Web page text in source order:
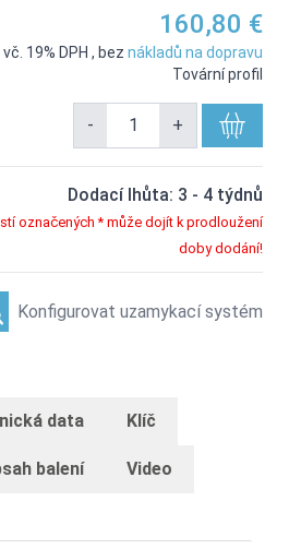
160,80 €
vč. 19% DPH , bez nákladů na dopravu
Tovární profil
- +
Dodací lhůta: 3 - 4 týdnů
označených * může dojít k prodloužení
doby dodání!
Konfigurovat uzamykací systém
data Klíč
balení Video